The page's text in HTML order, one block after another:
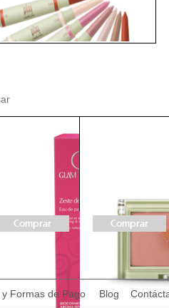
Comprar Comprar
y Formas de Pago Blog